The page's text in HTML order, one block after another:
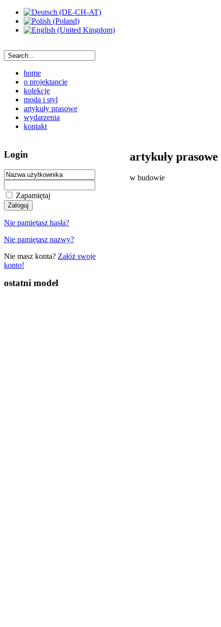
home
o projektancie
kolekcje
moda i styl
artykuły prasowe
wydarzenia
kontakt
artykuły prasowe
w budowie
Login
Zapamiętaj
Nie pamiętasz hasła?
Nie pamiętasz nazwy?
Nie masz konta? Załóż swoje
konto!
ostatni model